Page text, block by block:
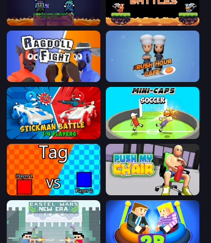
Duo 12 MiniBattles
Ragdoll Fight Rush Hour Cafe
Stickman battle 1-4 Players Mini-Caps: Soccer
2 Player Tag Push My Chair